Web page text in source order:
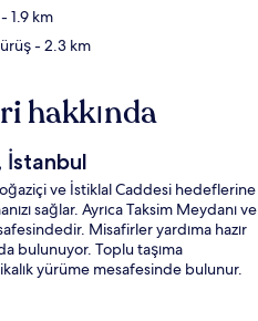
- 1.9 km
- 2.3 km
hakkında
İstanbul
ve İstiklal Caddesi hedeflerine
sağlar. Ayrıca Taksim Meydanı ve
Misafirler yardıma hazır
bulunuyor. Toplu taşıma
yürüme mesafesinde bulunur.